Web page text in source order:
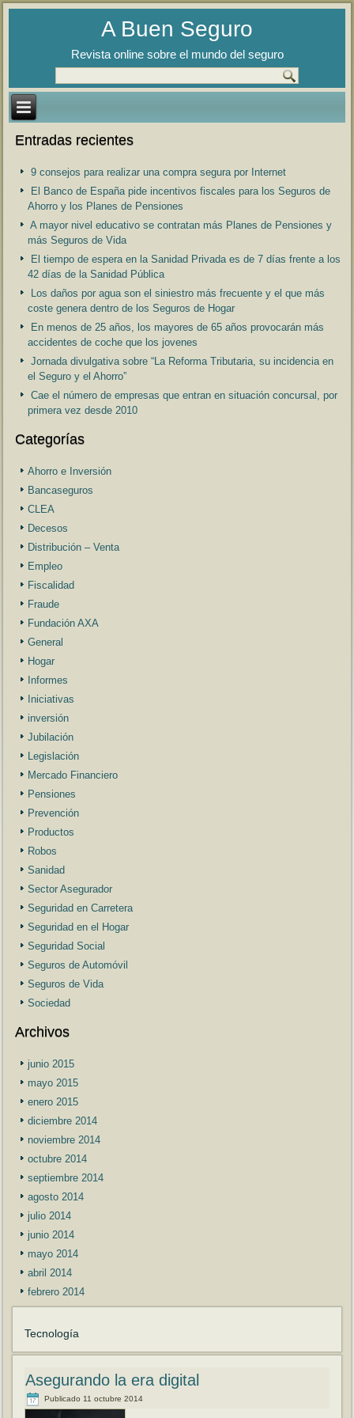
A Buen Seguro
Revista online sobre el mundo del seguro
Entradas recientes
9 consejos para realizar una compra segura por Internet
El Banco de España pide incentivos fiscales para los Seguros de
Ahorro y los Planes de Pensiones
A mayor nivel educativo se contratan más Planes de Pensiones y
más Seguros de Vida
El tiempo de espera en la Sanidad Privada es de 7 días frente a los
42 días de la Sanidad Pública
Los daños por agua son el siniestro más frecuente y el que más
coste genera dentro de los Seguros de Hogar
En menos de 25 años, los mayores de 65 años provocarán más
accidentes de coche que los jovenes
Jornada divulgativa sobre “La Reforma Tributaria, su incidencia en
el Seguro y el Ahorro”
Cae el número de empresas que entran en situación concursal, por
primera vez desde 2010
Categorías
Ahorro e Inversión
Bancaseguros
CLEA
Decesos
Distribución – Venta
Empleo
Fiscalidad
Fraude
Fundación AXA
General
Hogar
Informes
Iniciativas
inversión
Jubilación
Legislación
Mercado Financiero
Pensiones
Prevención
Productos
Robos
Sanidad
Sector Asegurador
Seguridad en Carretera
Seguridad en el Hogar
Seguridad Social
Seguros de Automóvil
Seguros de Vida
Sociedad
Archivos
junio 2015
mayo 2015
enero 2015
diciembre 2014
noviembre 2014
octubre 2014
septiembre 2014
agosto 2014
julio 2014
junio 2014
mayo 2014
abril 2014
febrero 2014
Tecnología
Asegurando la era digital
Publicado 11 octubre 2014